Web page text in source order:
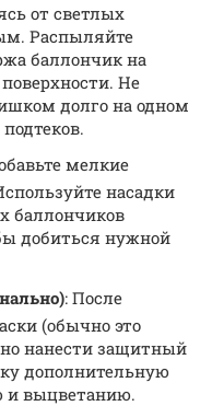
от светлых
Распыляйте
баллончик на
Не
долго на одном
мелкие
насадки
баллончиков
добиться нужной
: После
(обычно это
нанести защитный
дополнительную
и выцветанию.